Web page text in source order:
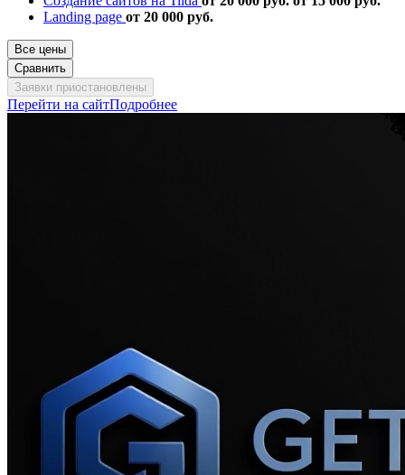
Landing page от 20 000 руб.
Все цены
Сравнить
Заявки приостановлены
Перейти на сайтПодробнее